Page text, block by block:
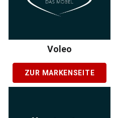
Voleo
ZUR MARKENSEITE